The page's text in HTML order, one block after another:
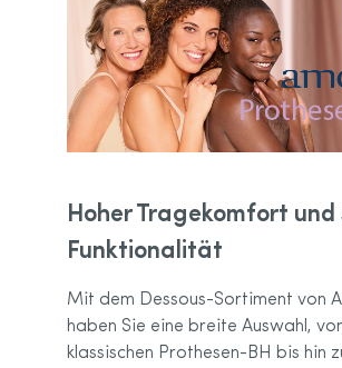
Hoher Tragekomfort und
Funktionalität
Mit dem Dessous-Sortiment von
haben Sie eine breite Auswahl,
klassischen Prothesen-BH bis hin